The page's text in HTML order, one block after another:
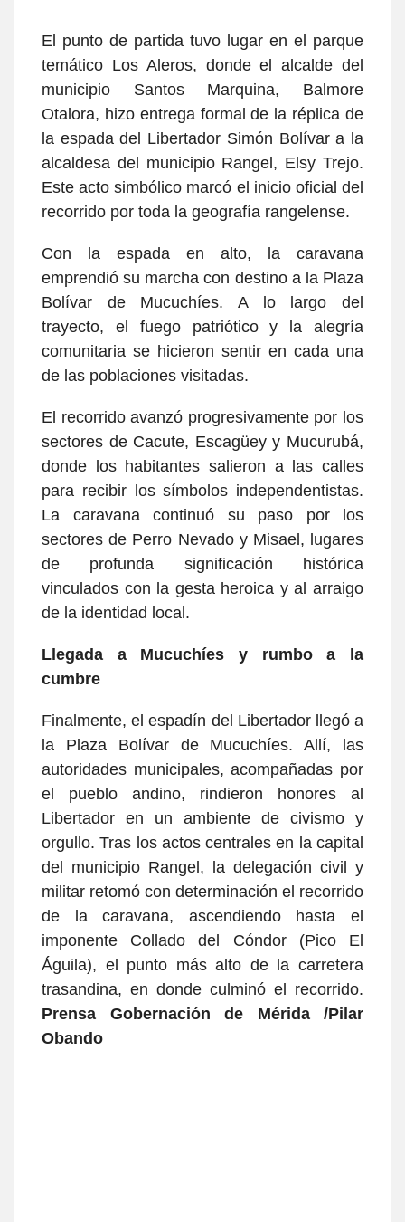
El punto de partida tuvo lugar en el parque
temático Los Aleros, donde el alcalde del
municipio Santos Marquina, Balmore
Otalora, hizo entrega formal de la réplica de
la espada del Libertador Simón Bolívar a la
alcaldesa del municipio Rangel, Elsy Trejo.
Este acto simbólico marcó el inicio oficial del
recorrido por toda la geografía rangelense.
Con la espada en alto, la caravana
emprendió su marcha con destino a la Plaza
Bolívar de Mucuchíes. A lo largo del
trayecto, el fuego patriótico y la alegría
comunitaria se hicieron sentir en cada una
de las poblaciones visitadas.
El recorrido avanzó progresivamente por los
sectores de Cacute, Escagüey y Mucurubá,
donde los habitantes salieron a las calles
para recibir los símbolos independentistas.
La caravana continuó su paso por los
sectores de Perro Nevado y Misael, lugares
de profunda significación histórica
vinculados con la gesta heroica y al arraigo
de la identidad local.
Llegada a Mucuchíes y rumbo a la
cumbre
Finalmente, el espadín del Libertador llegó a
la Plaza Bolívar de Mucuchíes. Allí, las
autoridades municipales, acompañadas por
el pueblo andino, rindieron honores al
Libertador en un ambiente de civismo y
orgullo. Tras los actos centrales en la capital
del municipio Rangel, la delegación civil y
militar retomó con determinación el recorrido
de la caravana, ascendiendo hasta el
imponente Collado del Cóndor (Pico El
Águila), el punto más alto de la carretera
trasandina, en donde culminó el recorrido.
Prensa Gobernación de Mérida /Pilar
Obando